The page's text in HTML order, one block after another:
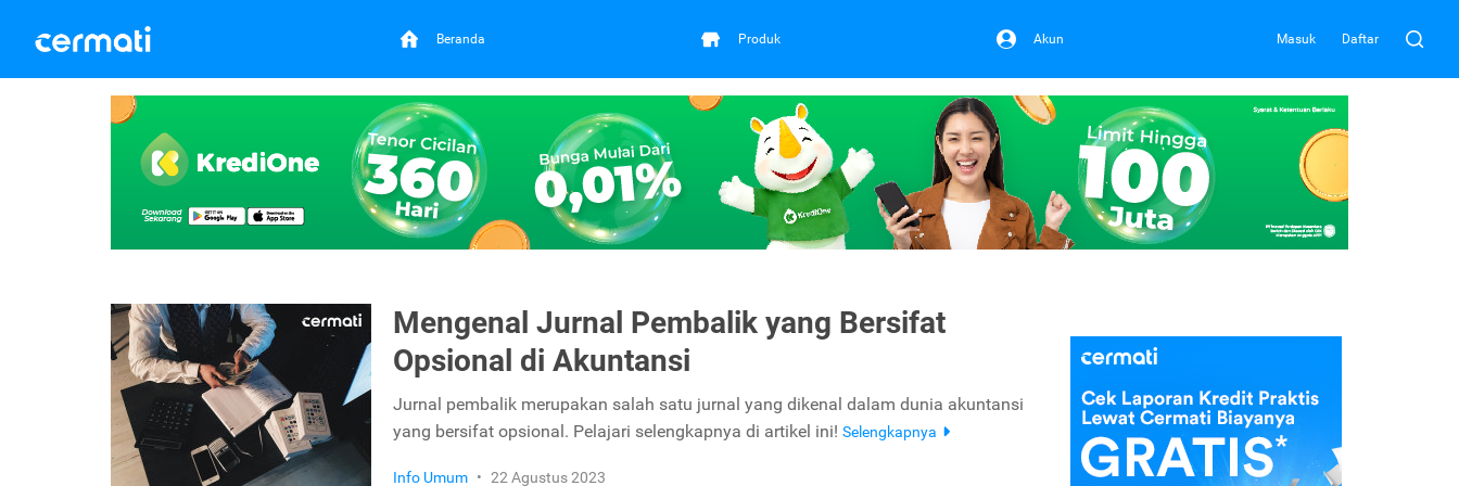
Beranda Produk Akun Masuk Daftar
Mengenal Jurnal Pembalik yang Bersifat
Opsional di Akuntansi
Jurnal pembalik merupakan salah satu jurnal yang dikenal dalam dunia akuntansi
yang bersifat opsional. Pelajari selengkapnya di artikel ini! Selengkapnya
Info Umum • 22 Agustus 2023